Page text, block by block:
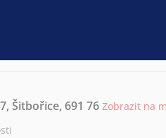
Šitbořice, 691 76 Zobrazit na